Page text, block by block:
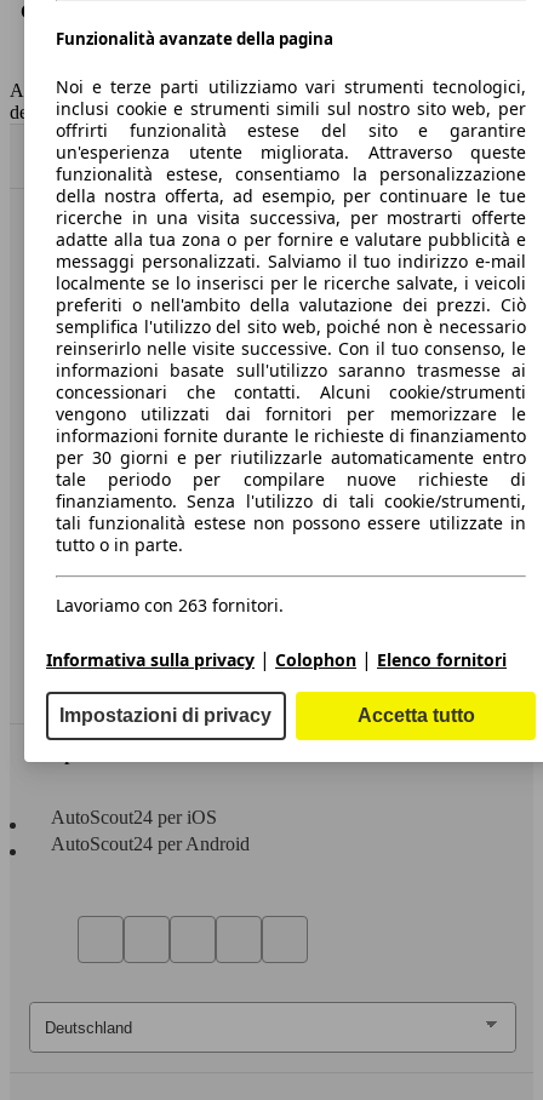
Consumo (combinato)*
Classe di emissione
Euro 5
AutoScout24 non si assume alcuna responsabilità per la correttezza
dei dati.
Torna su
Benvenuti su AutoScout24, il mercato auto europeo.
Società
A proposito di AutoScout24
Stampa
Media
Condizioni generali
Informazioni
Dichiarazione di Accessibilità
Servizi
Area rivenditori
AutoScout24 per iOS
AutoScout24 per Android
Funzionalità avanzate della pagina
Noi e terze parti utilizziamo vari strumenti tecnologici,
inclusi cookie e strumenti simili sul nostro sito web, per
offrirti funzionalità estese del sito e garantire
un'esperienza utente migliorata. Attraverso queste
funzionalità estese, consentiamo la personalizzazione
della nostra offerta, ad esempio, per continuare le tue
ricerche in una visita successiva, per mostrarti offerte
adatte alla tua zona o per fornire e valutare pubblicità e
messaggi personalizzati. Salviamo il tuo indirizzo e-mail
localmente se lo inserisci per le ricerche salvate, i veicoli
preferiti o nell'ambito della valutazione dei prezzi. Ciò
semplifica l'utilizzo del sito web, poiché non è necessario
reinserirlo nelle visite successive. Con il tuo consenso, le
informazioni basate sull'utilizzo saranno trasmesse ai
concessionari che contatti. Alcuni cookie/strumenti
vengono utilizzati dai fornitori per memorizzare le
informazioni fornite durante le richieste di finanziamento
per 30 giorni e per riutilizzarle automaticamente entro
tale periodo per compilare nuove richieste di
finanziamento. Senza l'utilizzo di tali cookie/strumenti,
tali funzionalità estese non possono essere utilizzate in
tutto o in parte.
Lavoriamo con 263 fornitori.
Informativa sulla privacy | Colophon | Elenco fornitori
Impostazioni di privacy Accetta tutto